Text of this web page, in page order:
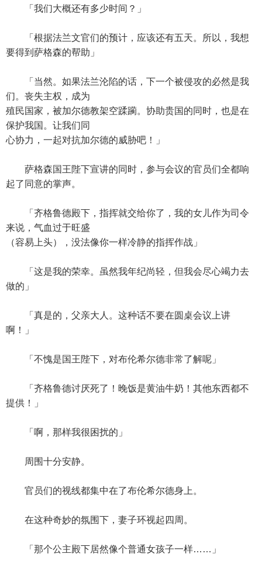
「我们大概还有多少时间？」
「根据法兰文官们的预计，应该还有五天。所以，我想
要得到萨格森的帮助」
「当然。如果法兰沦陷的话，下一个被侵攻的必然是我
们。丧失主权，成为
殖民国家，被加尔德教架空蹂躏。协助贵国的同时，也是在
保护我国。让我们同
心协力，一起对抗加尔德的威胁吧！」
萨格森国王陛下宣讲的同时，参与会议的官员们全都响
起了同意的掌声。
「齐格鲁德殿下，指挥就交给你了，我的女儿作为司令
来说，气血过于旺盛
（容易上头），没法像你一样冷静的指挥作战」
「这是我的荣幸。虽然我年纪尚轻，但我会尽心竭力去
做的」
「真是的，父亲大人。这种话不要在圆桌会议上讲
啊！」
「不愧是国王陛下，对布伦希尔德非常了解呢」
「齐格鲁德讨厌死了！晚饭是黄油牛奶！其他东西都不
提供！」
「啊，那样我很困扰的」
周围十分安静。
官员们的视线都集中在了布伦希尔德身上。
在这种奇妙的氛围下，妻子环视起四周。
「那个公主殿下居然像个普通女孩子一样……」